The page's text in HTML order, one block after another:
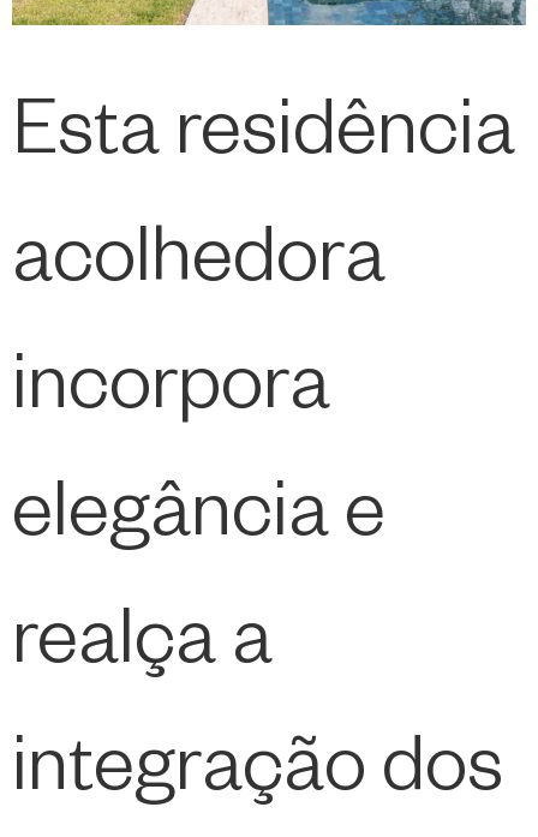
Esta residência
acolhedora
incorpora
elegância e
realça a
integração dos